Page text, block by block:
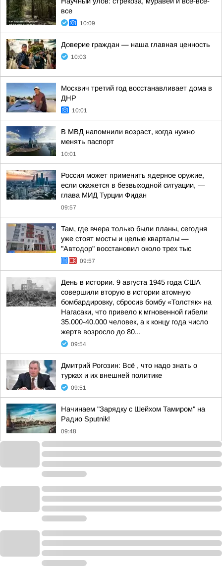
все
10:09
Доверие граждан — наша главная ценность
10:03
Москвич третий год восстанавливает дома в
ДНР
10:01
В МВД напомнили возраст, когда нужно
менять паспорт
10:01
Россия может применить ядерное оружие,
если окажется в безвыходной ситуации, —
глава МИД Турции Фидан
09:57
Там, где вчера только были планы, сегодня
уже стоят мосты и целые кварталы —
"Автодор" восстановил около трех тыс
09:57
День в истории. 9 августа 1945 года США
совершили вторую в истории атомную
бомбардировку, сбросив бомбу «Толстяк» на
Нагасаки, что привело к мгновенной гибели
35.000-40.000 человек, а к концу года число
жертв возросло до 80...
09:54
Дмитрий Рогозин: Всё , что надо знать о
турках и их внешней политике
09:51
Начинаем "Зарядку с Шейхом Тамиром" на
Радио Sputnik!
09:48